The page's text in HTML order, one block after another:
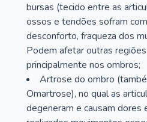
bursas (tecido entre as
ossos e tendões sofram
desconforto, fraqueza dos
Podem afetar outras
principalmente nos ombros;
Artrose do ombro
Omartrose), no qual as
degeneram e causam dores